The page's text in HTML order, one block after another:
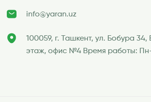
info@yaran.uz
100059, г. Ташкент, ул. Бобура 34,
этаж, офис №4 Время работы: